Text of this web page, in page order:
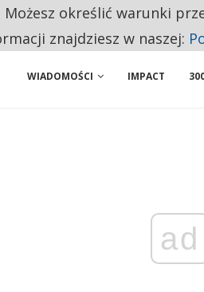
NA LIŚCIE SĄ DWA PODMIOTY
WIADOMOŚCI IMPACT
ad
określić warunki
znajdziesz w naszej: